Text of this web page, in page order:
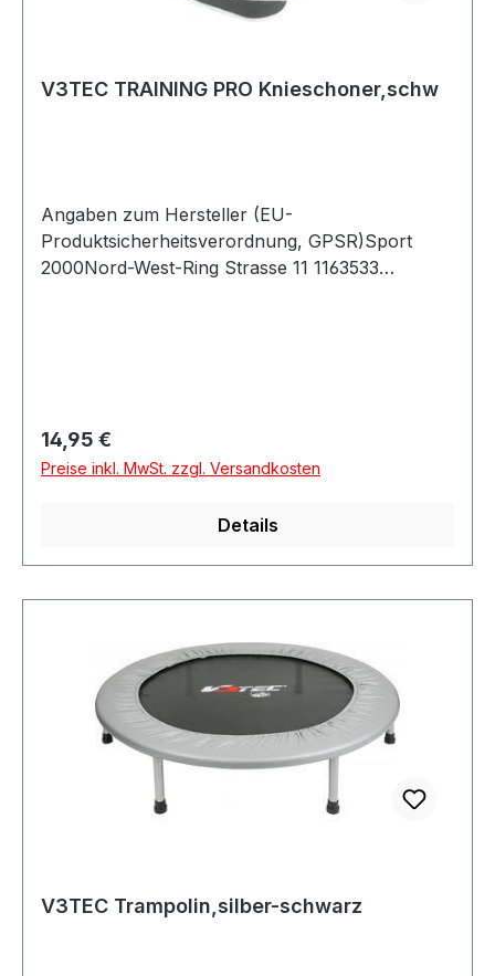
V3TEC TRAINING PRO Knieschoner,schw
Angaben zum Hersteller (EU-
Produktsicherheitsverordnung, GPSR)Sport
2000Nord-West-Ring Strasse 11 1163533
Regulärer Preis:
14,95 €
Preise inkl. MwSt. zzgl. Versandkosten
Details
V3TEC Trampolin,silber-schwarz